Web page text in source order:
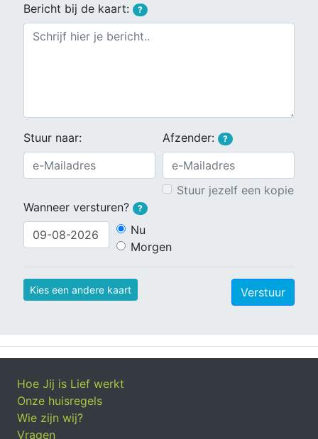
Bericht bij de kaart: ?
Stuur naar: Afzender: ?
Stuur jezelf een kopie
Wanneer versturen?
?
Nu
Morgen
Kies een andere kaart Verstuur
Hoe Jij is Lief werkt
Onze huisregels
Wie zijn wij?
Vragen